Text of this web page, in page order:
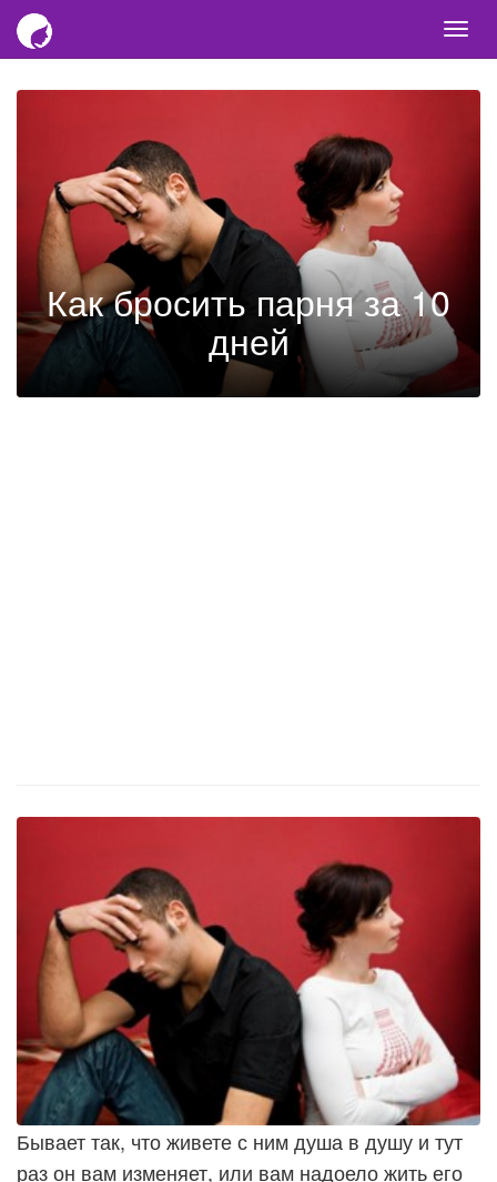
Как бросить парня за 10
дней
Бывает так, что живете с ним душа в душу и тут
раз он вам изменяет, или вам надоело жить его